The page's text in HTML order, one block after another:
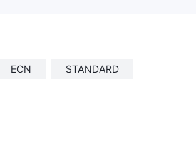
ECN STANDARD